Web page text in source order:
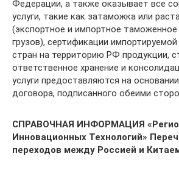
Федерации, а также оказывает все
услуги, такие как затаможка или
(экспортное и импортное
грузов), сертификации
стран на территорию РФ продукции,
ответственное хранение и
услуги предоставляются на
договора, подписанного обеими
СПРАВОЧНАЯ ИНФОРМАЦИЯ
Инновационных Технологий»
переходов между Россией и